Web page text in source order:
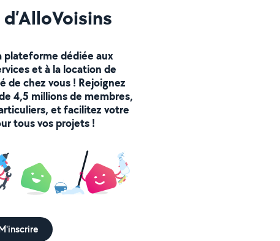
plateforme dédiée aux
et à la location de
de chez vous ! Rejoignez
4,5 millions de membres,
et facilitez votre
tous vos projets !